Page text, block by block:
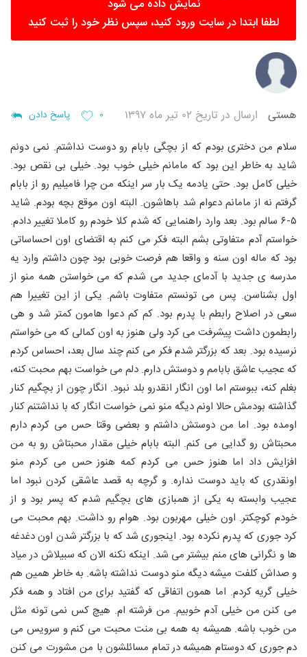
نمایش داده می شود
لطفا ابتدا در سایت ورود کنید، سپس نظر خود را ثبت کنید
هستی ارسال در تاریخ ۰۲ تیر ماه ۱۳۹۷ ۰ پاسخ دادن
سلام من دختری بودم که از بچگی بابام رو دوست نداشتم. نمی دونم
شاید به خاطر این بود که مامانم خیلی خوب بود. خیلی بی نقص بود.
خیلی کامل بود. حتی یادمه یک بار سر اینکه من چرا فامیلیم رو از بابام
گرفتم نه از مامانم دعوام شد باهاشون. البته اون موقع بچه بودم. شاید
۵-۶ سالم بود. بعد وارد راهنمایی که شدم کلا خودم رو کاملا تغییر دادم.
خواستم آدم متفاوتی بشم البته فکر می کنم به اقتضای اون احساساتی
بود که ماله اون سنه و واقعا هم فرصت خوبی بود چون داشتم وارد یه
مدرسه ی جدید با آدمای جدید می شدم که می خواستن همه منو از
اول بشناسن. پس می تونستم متفاوت باشم. یکی از این تغییرا هم
سعی در اصلاح رابطم با پدرم بود. کم کم دعوا هامون کمتر شد و هی
رابطمون داشت پیشرفت می کرد ولی هنوز به اون کمالی که می خواستم
نرسیده بود. بعد که بزرگتر شدم فکر می کنم چند سال بعد، احساس کردم
که عجیب عاشق بابامم و دوستش دارم. دلم می خواست بهم محبت کنه،
بغلم کنه، ببوستم اما اون انگار انقدرو بلد نبود. انگار چون از بچگیم کنار
گذاشته بودمش حالا اونم دیگه منو نمی خواست انگار که با نداشتنم کنار
اومده بود. اما من دوستش داشتم و بعضی وقتا حس می کردم دارم
محبتاش رو گدایی می کنم. البته بابام خیلی مقدار محبتاش رو به من
افزایش داد اما هنوز حس می کردم کمه هنوز حس می کردم منو
اونقدری که باید دوست نداره. و گرچه به قصد عاشقی کردن نبود اما
عجیب وابسته به یکی از همبازی های بچگیم شدم که پسر بود و از
خودم کوچکتر. اون خیلی مهربون بود. هوام رو داشت. بهم محبت می
کرد جوری که پدرم نکرده بود. اینجوری شد که با بزرگتر شدن اون دغدغه
ها و نگرانی های منم بیشتر می شد. اینکه نکنه الان که سبیلاش در میاد
و صداش کلفت میشه دیگه منو دوست نداشته باشه. به خاطر همین هم
خیلی گریه کردم. اما همون اتفاقی که گفتید برای من افتاد و همه فکر
می کنن من خیلی آدم خوبیم. من فرشته ام. هیچ کس نمی تونه مثل
من خوب باشه. همیشه به همه بی منت محبت می کنم و سرویس می
دم جوری که دوستام همیشه در تمام مسائلشون با من مشورت می کنن